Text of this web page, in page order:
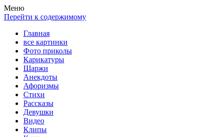
Весела хата — прикольные картинки, смешные истории,
клипы!
Покажем всем ваши фото приколы, карикатуры, шаржи, стихи,
рассказы, видео и песни!
Меню
Перейти к содержимому
Главная
все картинки
Фото приколы
Карикатуры
Шаржи
Анекдоты
Афоризмы
Стихи
Рассказы
Девушки
Видео
Клипы